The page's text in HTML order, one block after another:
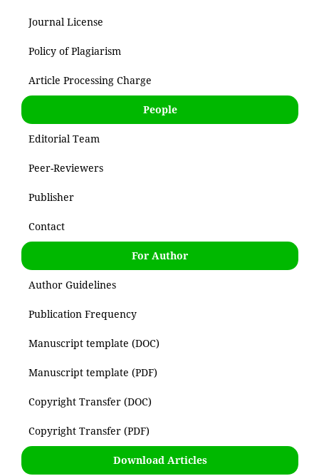
Journal License
Policy of Plagiarism
Article Processing Charge
People
Editorial Team
Peer-Reviewers
Publisher
Contact
For Author
Author Guidelines
Publication Frequency
Manuscript template (DOC)
Manuscript template (PDF)
Copyright Transfer (DOC)
Copyright Transfer (PDF)
Download Articles